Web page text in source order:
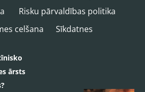
Risku pārvaldības politika
celšana
Sīkdatnes
ārsts